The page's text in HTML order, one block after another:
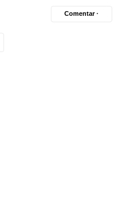
Comentar ·